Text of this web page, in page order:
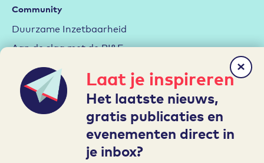
Laat je inspireren
Het laatste nieuws,
gratis publicaties en
evenementen direct in
je inbox?
Community
Duurzame Inzetbaarheid
Aan de slag met de RI&E
Arbeidsmarktstrategie
Hybride werken
Leren en Ontwikkelen